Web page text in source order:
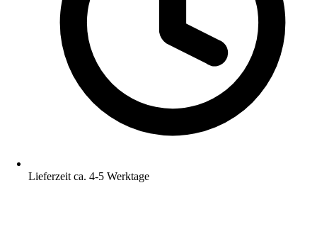
Lieferzeit ca. 4-5 Werktage